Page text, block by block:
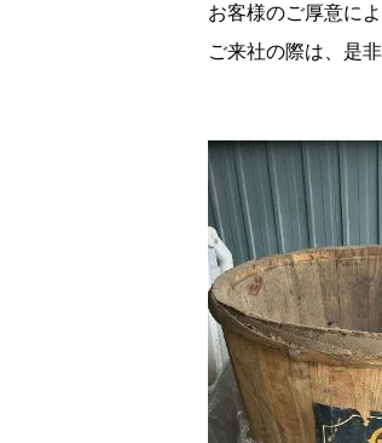
お客様のご厚意に
ご来社の際は、是